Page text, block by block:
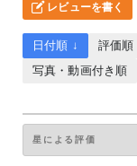
レビューを書く
日付順 ↓ 評価順
写真・動画付き順